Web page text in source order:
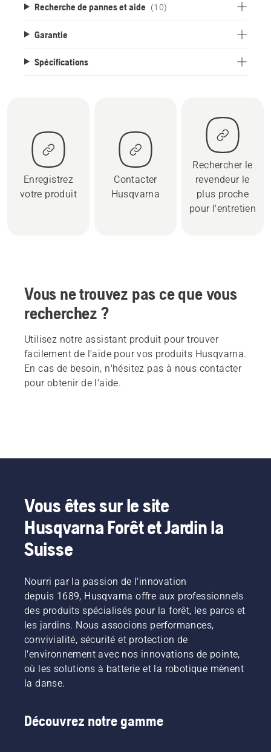
Recherche de pannes et aide (10)
Garantie
Spécifications
Enregistrez
votre produit
Contacter
Husqvarna
Rechercher le
revendeur le
plus proche
pour l'entretien
Vous ne trouvez pas ce que vous
recherchez ?
Utilisez notre assistant produit pour trouver
facilement de l'aide pour vos produits Husqvarna.
En cas de besoin, n'hésitez pas à nous contacter
pour obtenir de l'aide.
Vous êtes sur le site
Husqvarna Forêt et Jardin la
Suisse
Nourri par la passion de l'innovation
depuis 1689, Husqvarna offre aux professionnels
des produits spécialisés pour la forêt, les parcs et
les jardins. Nous associons performances,
convivialité, sécurité et protection de
l'environnement avec nos innovations de pointe,
où les solutions à batterie et la robotique mènent
la danse.
Découvrez notre gamme